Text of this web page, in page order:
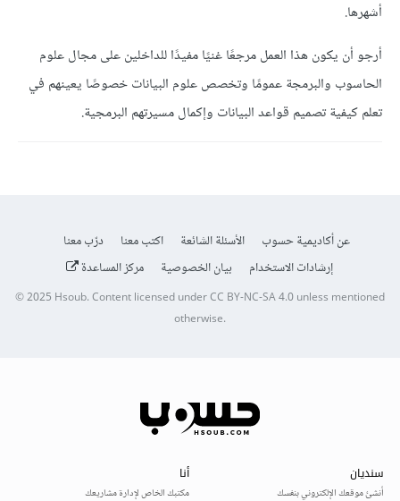
أشهرها.
أرجو أن يكون هذا العمل مرجعًا غنيًا مفيدًا للداخلين على مجال علوم
الحاسوب والبرمجة عمومًا وتخصص علوم البيانات خصوصًا يعينهم في
تعلم كيفية تصميم قواعد البيانات وإكمال مسيرتهم البرمجية.
عن أكاديمية حسوب الأسئلة الشائعة اكتب معنا
درّب معنا
إرشادات الاستخدام
بيان الخصوصية مركز المساعدة
© 2025 Hsoub.Content licensed underCC BY-NC-SA 4.0unless mentioned
otherwise.